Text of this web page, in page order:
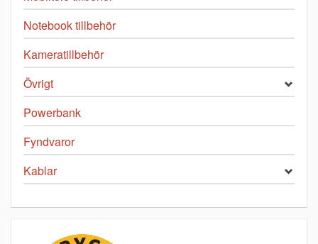
Notebook tillbehör
Kameratillbehör
Övrigt
Powerbank
Fyndvaror
Kablar